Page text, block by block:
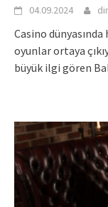
04.09.2024
Casino
oyunlar ortaya
büyük ilgi gören